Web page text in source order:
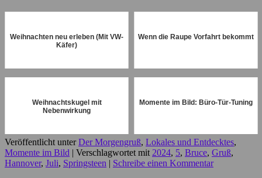
Weihnachten neu erleben (Mit VW-
Käfer)
Wenn die Raupe Vorfahrt bekommt
Weihnachtskugel mit
Nebenwirkung
Momente im Bild: Büro-Tür-Tuning
Veröffentlicht unter Der Morgengruß, Lokales und Entdecktes,
Momente im Bild | Verschlagwortet mit 2024, 5, Bruce, Gruß,
Hannover, Juli, Springsteen | Schreibe einen Kommentar